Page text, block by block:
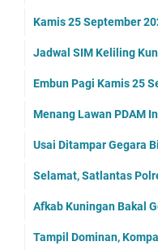
Kamis 25 September
Jadwal SIM Keliling
Embun Pagi Kamis 25
Menang Lawan PDAM
Usai Ditampar Gegara
Selamat, Satlantas
Afkab Kuningan Bakal
Tampil Dominan,